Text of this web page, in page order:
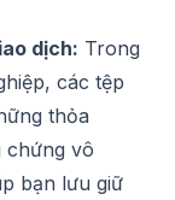
dịch: Trong
các tệp
thỏa
chứng vô
bạn lưu giữ